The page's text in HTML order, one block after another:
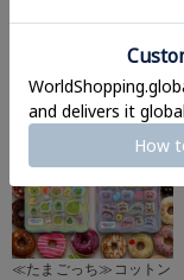
≪たまごっち≫コットン